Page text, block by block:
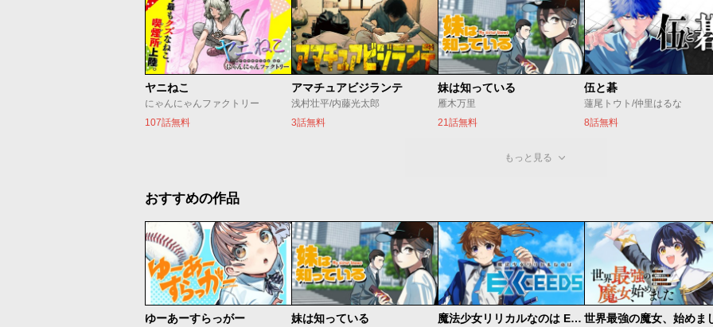
ヤニねこ
にゃんにゃんファクトリー
107話無料
アマチュアビジランテ
浅村壮平/内藤光太郎
3話無料
妹は知っている
雁木万里
21話無料
伍と碁
蓮尾トウト/仲里はるな
8話無料
もっと見る
おすすめの作品
ゆーあーすらっがー 妹は知っている 魔法少女リリカルなのは EXCEEDS